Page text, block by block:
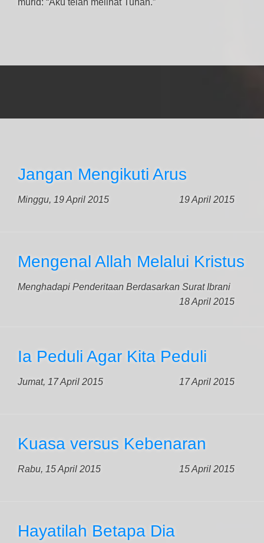
murid: “Aku telah melihat Tuhan.”
Jangan Mengikuti Arus
Minggu, 19 April 2015 19 April 2015
Mengenal Allah Melalui Kristus
Menghadapi Penderitaan Berdasarkan Surat Ibrani
18 April 2015
Ia Peduli Agar Kita Peduli
Jumat, 17 April 2015 17 April 2015
Kuasa versus Kebenaran
Rabu, 15 April 2015 15 April 2015
Hayatilah Betapa Dia